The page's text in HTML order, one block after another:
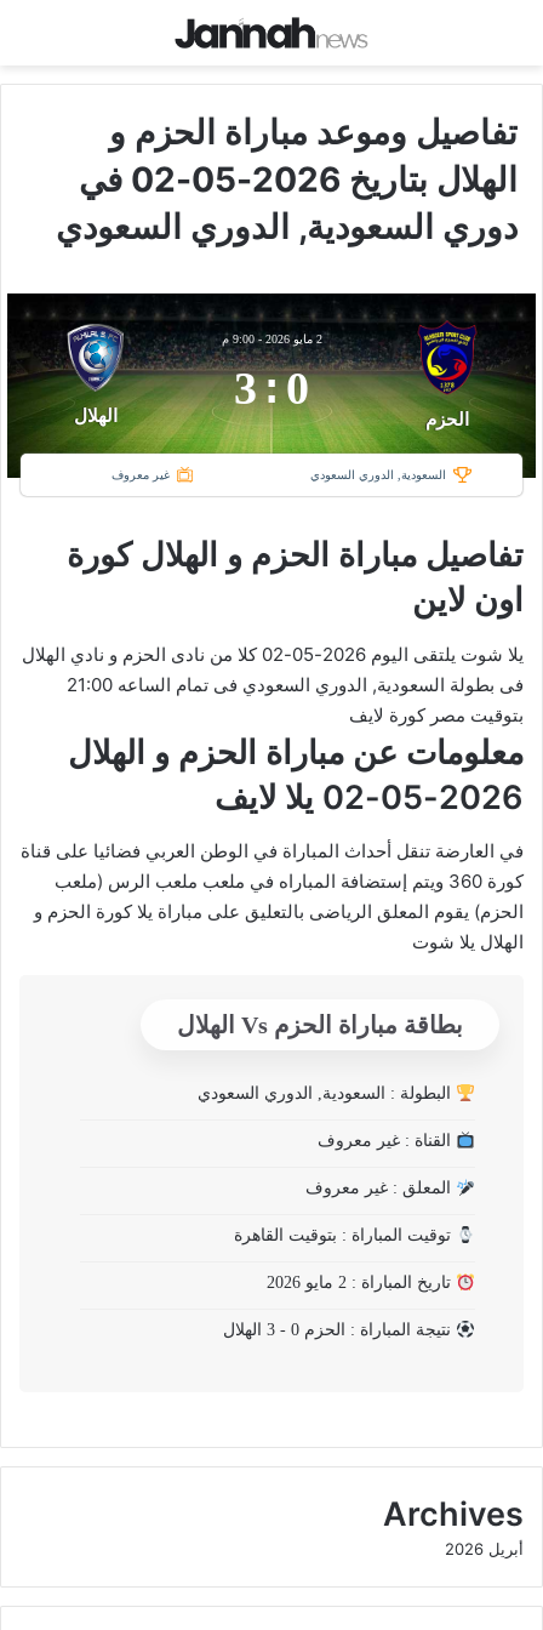
تفاصيل وموعد مباراة الحزم و
الهلال بتاريخ 2026-05-02 في
دوري السعودية, الدوري السعودي
الحزم
2 مايو 2026 -9:00 م
0
:
3
الهلال
السعودية, الدوري السعودي غير معروف
تفاصيل مباراة الحزم و الهلال كورة
اون لاين
يلا شوت يلتقى اليوم 2026-05-02 كلا من نادى الحزم و نادي الهلال
فى بطولة السعودية, الدوري السعودي فى تمام الساعه 21:00
بتوقيت مصر كورة لايف
معلومات عن مباراة الحزم و الهلال
2026-05-02 يلا لايف
في العارضة تنقل أحداث المباراة في الوطن العربي فضائيا على قناة
كورة 360 ويتم إستضافة المباراه في ملعب ملعب الرس (ملعب
الحزم) يقوم المعلق الرياضى بالتعليق على مباراة يلا كورة الحزم و
الهلال يلا شوت
بطاقة مباراة الحزم Vs الهلال
البطولة : السعودية, الدوري السعودي
القناة : غير معروف
المعلق : غير معروف
توقيت المباراة : بتوقيت القاهرة
تاريخ المباراة : 2 مايو 2026
نتيجة المباراة : الحزم 0 - 3 الهلال
Archives
أبريل 2026